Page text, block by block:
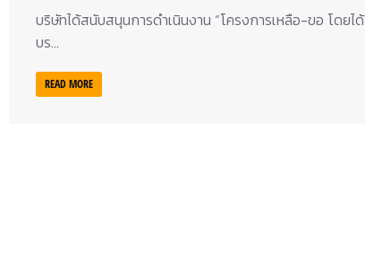
บริษัทได้สนับสนุนการดำเนินงาน “โครงการเหลือ-ขอ โดยได้
บร…
READ MORE